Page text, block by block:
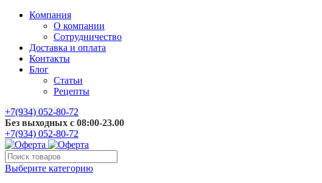
Компания
О компании
Сотрудничество
Доставка и оплата
Контакты
Блог
Статьи
Рецепты
+7(934) 052-80-72
Без выходных с 08:00-23.00
+7(934) 052-80-72
Выберите категорию